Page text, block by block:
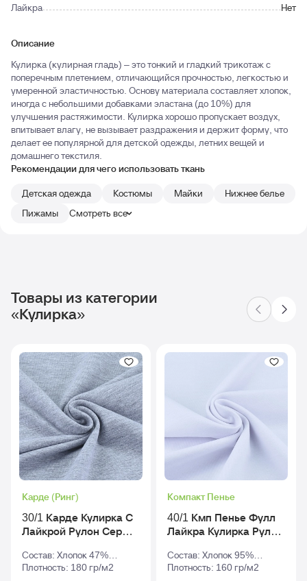
Лайкра
Нет
Описание
Кулирка (кулирная гладь) – это тонкий и гладкий трикотаж с
поперечным плетением, отличающийся прочностью, легкостью и
умеренной эластичностью. Основу материала составляет хлопок,
иногда с небольшими добавками эластана (до 10%) для
улучшения растяжимости. Кулирка хорошо пропускает воздух,
впитывает влагу, не вызывает раздражения и держит форму, что
делает ее популярной для детской одежды, летних вещей и
домашнего текстиля.
Рекомендации для чего использовать ткань
Детская одежда
Костюмы Майки
Нижнее белье
Пижамы
Смотреть все
Товары из категории
«Кулирка»
Карде (Ринг)
30/1 Карде Кулирка С
Лайкрой Рулон Серый-
Состав: Хлопок 47%
Полиэстер 47% Эластан
Плотность: 180 гр/м2
Компакт Пенье
40/1 Кмп Пенье Фулл
Лайкра Кулирка Рулон
Состав: Хлопок 95%
Эластан 5%
Плотность: 160 гр/м2